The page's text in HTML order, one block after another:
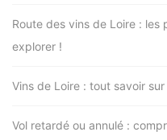
Route des vins de Loire :
explorer !
Vins de Loire : tout savoir
Vol retardé ou annulé :